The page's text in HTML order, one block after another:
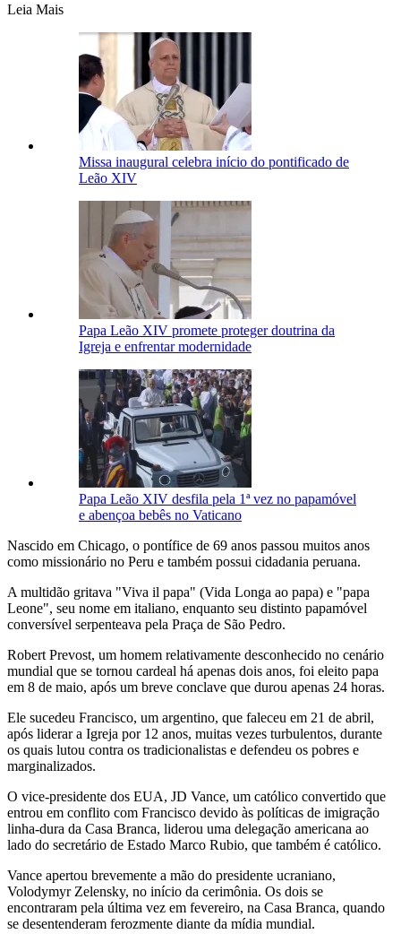
Leia Mais
Missa inaugural celebra início do pontificado de
Leão XIV
Papa Leão XIV promete proteger doutrina da
Igreja e enfrentar modernidade
Papa Leão XIV desfila pela 1ª vez no papamóvel
e abençoa bebês no Vaticano
Nascido em Chicago, o pontífice de 69 anos passou muitos anos
como missionário no Peru e também possui cidadania peruana.
A multidão gritava "Viva il papa" (Vida Longa ao papa) e "papa
Leone", seu nome em italiano, enquanto seu distinto papamóvel
conversível serpenteava pela Praça de São Pedro.
Robert Prevost, um homem relativamente desconhecido no cenário
mundial que se tornou cardeal há apenas dois anos, foi eleito papa
em 8 de maio, após um breve conclave que durou apenas 24 horas.
Ele sucedeu Francisco, um argentino, que faleceu em 21 de abril,
após liderar a Igreja por 12 anos, muitas vezes turbulentos, durante
os quais lutou contra os tradicionalistas e defendeu os pobres e
marginalizados.
O vice-presidente dos EUA, JD Vance, um católico convertido que
entrou em conflito com Francisco devido às políticas de imigração
linha-dura da Casa Branca, liderou uma delegação americana ao
lado do secretário de Estado Marco Rubio, que também é católico.
Vance apertou brevemente a mão do presidente ucraniano,
Volodymyr Zelensky, no início da cerimônia. Os dois se
encontraram pela última vez em fevereiro, na Casa Branca, quando
se desentenderam ferozmente diante da mídia mundial.